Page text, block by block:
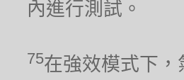
內進行測試。
75在強效模式下